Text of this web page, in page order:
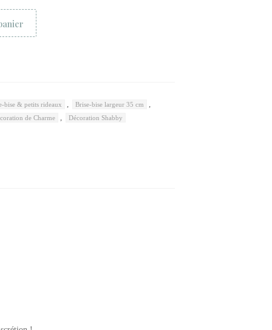
bise & petits rideaux , Brise-bise largeur 35 cm ,
de Charme , Décoration Shabby